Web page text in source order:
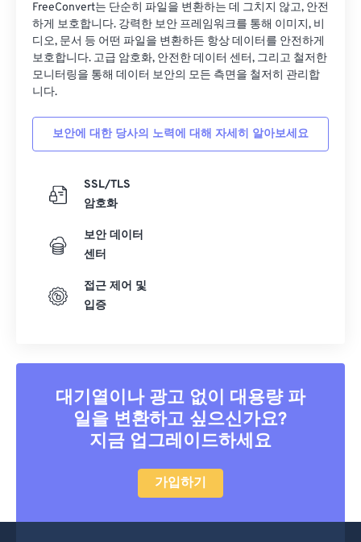
FreeConvert는 단순히 파일을 변환하는 데 그치지 않고, 안전
하게 보호합니다. 강력한 보안 프레임워크를 통해 이미지, 비
디오, 문서 등 어떤 파일을 변환하든 항상 데이터를 안전하게
보호합니다. 고급 암호화, 안전한 데이터 센터, 그리고 철저한
모니터링을 통해 데이터 보안의 모든 측면을 철저히 관리합
니다.
보안에 대한 당사의 노력에 대해 자세히 알아보세요
SSL/TLS
암호화
보안 데이터
센터
접근 제어 및
입증
대기열이나 광고 없이 대용량 파
일을 변환하고 싶으신가요?
지금 업그레이드하세요
가입하기